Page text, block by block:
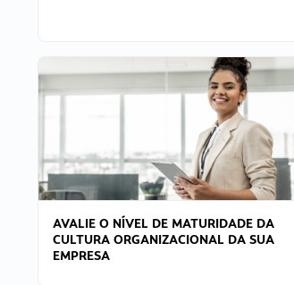
AVALIE O NÍVEL DE MATURIDADE DA
CULTURA ORGANIZACIONAL DA SUA
EMPRESA